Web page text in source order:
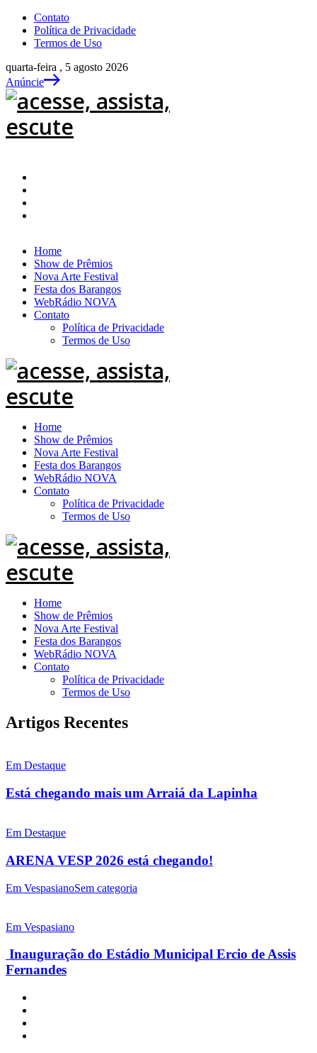
Contato
Política de Privacidade
Termos de Uso
quarta-feira , 5 agosto 2026
Anúncie
Home
Show de Prêmios
Nova Arte Festival
Festa dos Barangos
WebRádio NOVA
Contato
Política de Privacidade
Termos de Uso
Home
Show de Prêmios
Nova Arte Festival
Festa dos Barangos
WebRádio NOVA
Contato
Política de Privacidade
Termos de Uso
Home
Show de Prêmios
Nova Arte Festival
Festa dos Barangos
WebRádio NOVA
Contato
Política de Privacidade
Termos de Uso
Artigos Recentes
Em Destaque
Está chegando mais um Arraiá da Lapinha
Em Destaque
ARENA VESP 2026 está chegando!
Em VespasianoSem categoria
Em Vespasiano
Inauguração do Estádio Municipal Ercio de Assis
Fernandes